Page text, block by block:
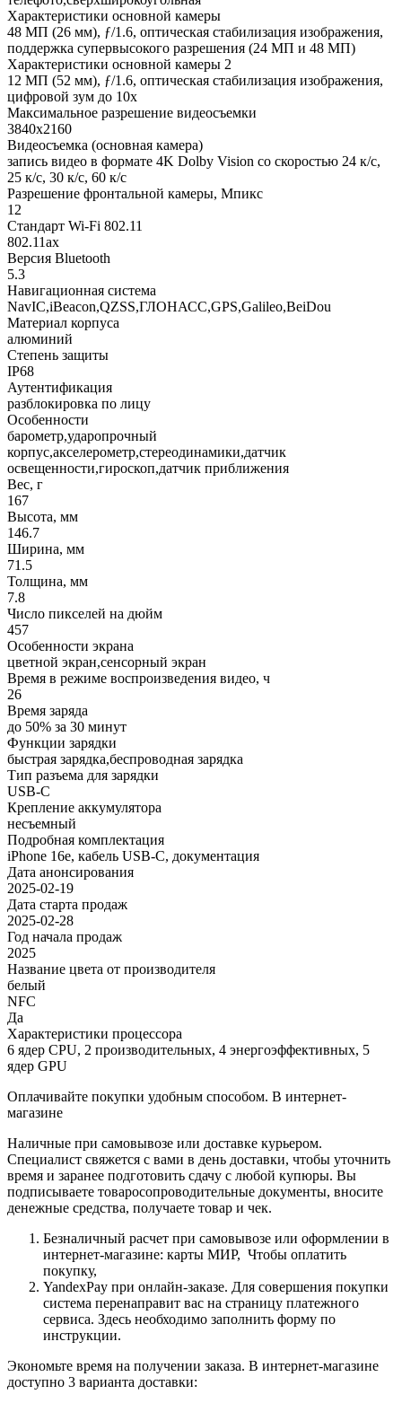
Характеристики основной камеры
48 МП (26 мм), ƒ/1.6, оптическая стабилизация изображения,
поддержка супервысокого разрешения (24 МП и 48 МП)
Характеристики основной камеры 2
12 МП (52 мм), ƒ/1.6, оптическая стабилизация изображения,
цифровой зум до 10x
Максимальное разрешение видеосъемки
3840x2160
Видеосъемка (основная камера)
запись видео в формате 4K Dolby Vision со скоростью 24 к/с,
25 к/с, 30 к/с, 60 к/с
Разрешение фронтальной камеры, Мпикс
12
Стандарт Wi-Fi 802.11
802.11ax
Версия Bluetooth
5.3
Навигационная система
NavIC,iBeacon,QZSS,ГЛОНАСС,GPS,Galileo,BeiDou
Материал корпуса
алюминий
Степень защиты
IP68
Аутентификация
разблокировка по лицу
Особенности
барометр,ударопрочный
корпус,акселерометр,стереодинамики,датчик
освещенности,гироскоп,датчик приближения
Вес, г
167
Высота, мм
146.7
Ширина, мм
71.5
Толщина, мм
7.8
Число пикселей на дюйм
457
Особенности экрана
цветной экран,сенсорный экран
Время в режиме воспроизведения видео, ч
26
Время заряда
до 50% за 30 минут
Функции зарядки
быстрая зарядка,беспроводная зарядка
Тип разъема для зарядки
USB-C
Крепление аккумулятора
несъемный
Подробная комплектация
iPhone 16e, кабель USB‑C, документация
Дата анонсирования
2025-02-19
Дата старта продаж
2025-02-28
Год начала продаж
2025
Название цвета от производителя
белый
NFC
Да
Характеристики процессора
6 ядер CPU, 2 производительных, 4 энергоэффективных, 5
ядер GPU
Оплачивайте покупки удобным способом. В интернет-
магазине
Наличные при самовывозе или доставке курьером.
Специалист свяжется с вами в день доставки, чтобы уточнить
время и заранее подготовить сдачу с любой купюры. Вы
подписываете товаросопроводительные документы, вносите
денежные средства, получаете товар и чек.
Безналичный расчет при самовывозе или оформлении в
интернет-магазине: карты МИР, Чтобы оплатить
покупку,
YandexPay при онлайн-заказе. Для совершения покупки
система перенаправит вас на страницу платежного
сервиса. Здесь необходимо заполнить форму по
инструкции.
Экономьте время на получении заказа. В интернет-магазине
доступно 3 варианта доставки: